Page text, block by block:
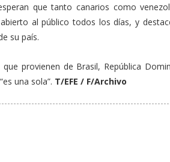
que tanto canarios como
al público todos los días, y
su país.
provienen de Brasil, República
una sola”. T/EFE / F/Archivo